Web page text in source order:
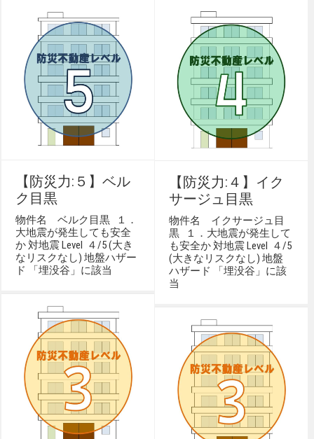
【防災力:５】ベル
ク目黒
物件名 ベルク目黒 １．
大地震が発生しても安全
か 対地震 Level ４/5 (大き
なリスクなし) 地盤ハザー
ド 「埋没谷」に該当
【防災力:４】イク
サージュ目黒
物件名 イクサージュ目
黒 １．大地震が発生して
も安全か 対地震 Level ４/5
(大きなリスクなし) 地盤
ハザード 「埋没谷」に該
当